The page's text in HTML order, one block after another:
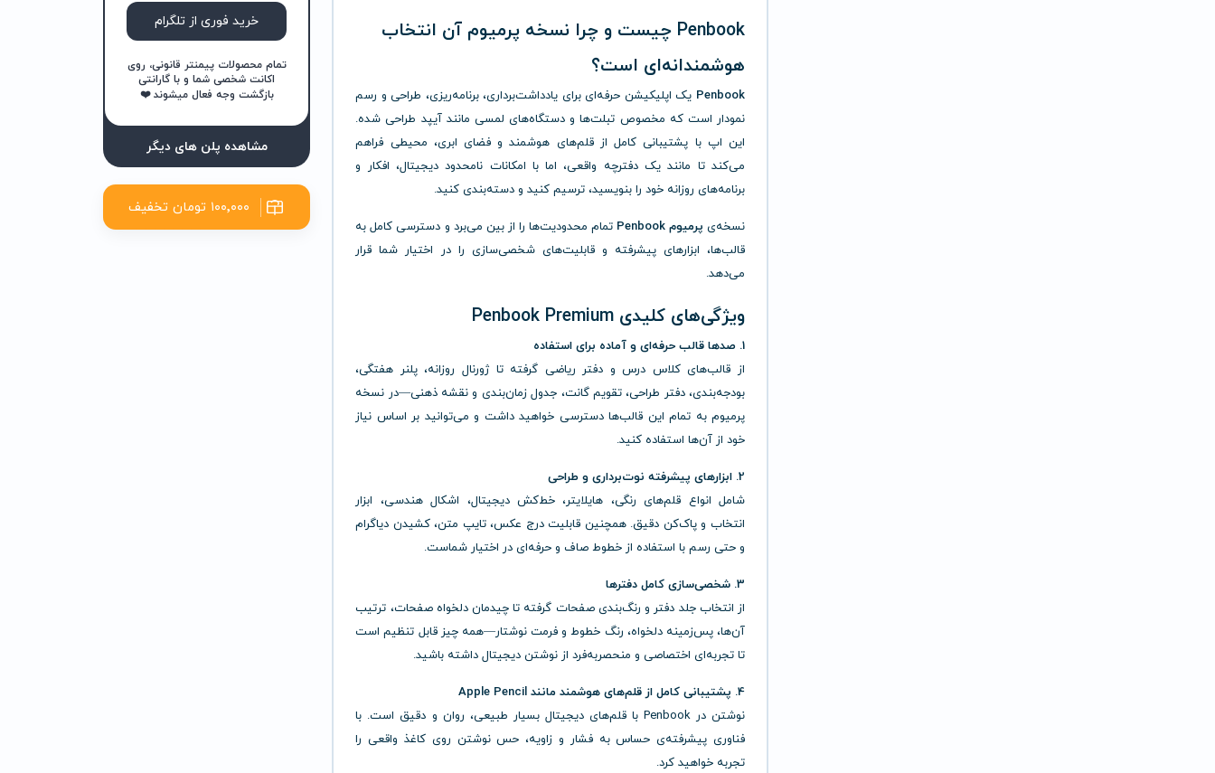
Penbook چیست و چرا نسخه پرمیوم آن انتخاب
هوشمندانه‌ای است؟
Penbook یک اپلیکیشن حرفه‌ای برای یادداشت‌برداری، برنامه‌ریزی، طراحی و رسم
نمودار است که مخصوص تبلت‌ها و دستگاه‌های لمسی مانند آیپد طراحی شده.
این اپ با پشتیبانی کامل از قلم‌های هوشمند و فضای ابری، محیطی فراهم
می‌کند تا مانند یک دفترچه واقعی، اما با امکانات نامحدود دیجیتال، افکار و
برنامه‌های روزانه خود را بنویسید، ترسیم کنید و دسته‌بندی کنید.
نسخه‌ی پرمیوم Penbook
تمام محدودیت‌ها را از بین می‌برد و دسترسی کامل به
قالب‌ها، ابزارهای پیشرفته و قابلیت‌های شخصی‌سازی را در اختیار شما قرار
می‌دهد.
ویژگی‌های کلیدی Penbook Premium
1. صدها قالب حرفه‌ای و آماده برای استفاده
از قالب‌های کلاس درس و دفتر ریاضی گرفته تا ژورنال روزانه، پلنر هفتگی،
بودجه‌بندی، دفتر طراحی، تقویم گانت، جدول زمان‌بندی و نقشه ذهنی—در نسخه
پرمیوم به تمام این قالب‌ها دسترسی خواهید داشت و می‌توانید بر اساس نیاز
خود از آن‌ها استفاده کنید.
2. ابزارهای پیشرفته نوت‌برداری و طراحی
شامل انواع قلم‌های رنگی، هایلایتر، خط‌کش دیجیتال، اشکال هندسی، ابزار
انتخاب و پاک‌کن دقیق. همچنین قابلیت درج عکس، تایپ متن، کشیدن دیاگرام
و حتی رسم با استفاده از خطوط صاف و حرفه‌ای در اختیار شماست.
3. شخصی‌سازی کامل دفترها
از انتخاب جلد دفتر و رنگ‌بندی صفحات گرفته تا چیدمان دلخواه صفحات، ترتیب
آن‌ها، پس‌زمینه دلخواه، رنگ خطوط و فرمت نوشتار—همه چیز قابل تنظیم است
تا تجربه‌ای اختصاصی و منحصربه‌فرد از نوشتن دیجیتال داشته باشید.
4. پشتیبانی کامل از قلم‌های هوشمند مانند Apple Pencil
نوشتن در Penbook با قلم‌های دیجیتال بسیار طبیعی، روان و دقیق است. با
فناوری پیشرفته‌ی حساس به فشار و زاویه، حس نوشتن روی کاغذ واقعی را
تجربه خواهید کرد.
خرید فوری از تلگرام
تمام محصولات پیمنتر قانونی، روی
اکانت شخصی شما و با گارانتی
بازگشت وجه فعال میشوند ❤️
مشاهده پلن های دیگر
۱۰۰٬۰۰۰ تومان تخفیف